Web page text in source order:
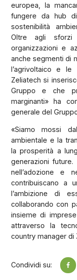
europea, la
fungere da hub
sostenibilità
Oltre agli sforzi
organizzazioni e
anche segmenti di
l’agrivoltaico e le
Zeliatech si
Gruppo e che
marginanti» ha
generale del
«Siamo mossi
ambientale e la
la prosperità a
generazioni
nell’adozione e
contribuiscano a
l’ambizione di
collaborando con
insieme di
attraverso la
country manager di
Condividi su: